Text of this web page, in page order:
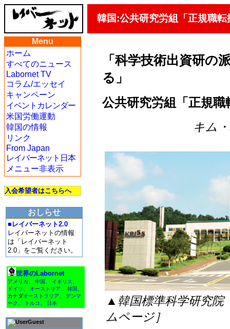
韓国:公共研究労組「正規職
Menu
ホーム
すべてのニュース
Labornet TV
コラム/エッセイ
キャンペーン
イベントカレンダー
米国労働運動
韓国の情報
リンク
From Japan
レイバーネット日本
メニュー非表示
入会希望者はこちらへ
おしらせ
■レイバーネット2.0
レイバーネットの情報
は「レイバーネット
2.0」をご覧ください。
世界のLabornet
アメリカ 中国 イギリス
ドイツ
オーストリア 韓国
カナダオーストラリア
デンマ
ーク
トルコ 日本
Guest
「科学技術出資研の
る」
公共研究労組「正規
キム
▲韓国標準科学研究院
ムページ］